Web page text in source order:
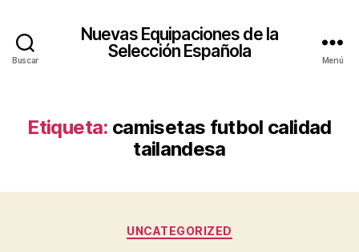
Buscar
Nuevas Equipaciones de la
Selección Española
Menú
Etiqueta: camisetas futbol calidad
tailandesa
Categorías
UNCATEGORIZED